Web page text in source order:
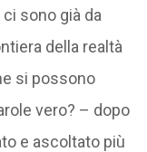
sono già da
della realtà
si possono
vero? – dopo
e ascoltato più